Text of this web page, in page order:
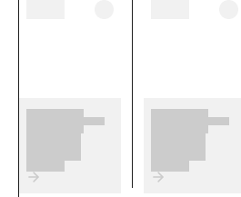
Produktdetaljer
SKU